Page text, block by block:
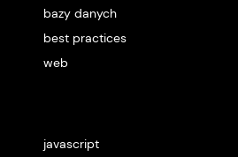
bazy danych
best practices
web
javascript